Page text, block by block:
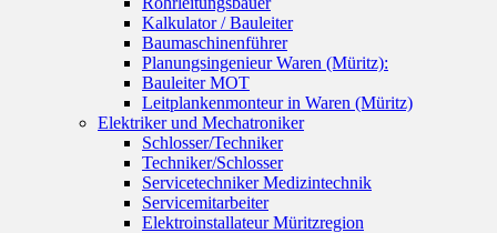
Kalkulator / Bauleiter
Baumaschinenführer
Planungsingenieur Waren (Müritz):
Bauleiter MOT
Leitplankenmonteur in Waren (Müritz)
Elektriker und Mechatroniker
Schlosser/Techniker
Techniker/Schlosser
Servicetechniker Medizintechnik
Servicemitarbeiter
Elektroinstallateur Müritzregion